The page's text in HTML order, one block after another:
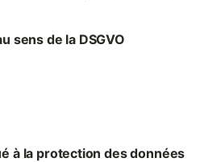
sens de la DSGVO
à la protection des données